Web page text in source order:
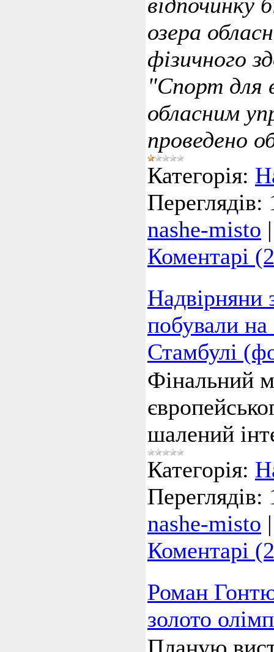
озера
фізичного
"Спорт для
обласним
проведено
Категорія:
Переглядів:
nashe-misto
Коментарі
Надвірняни
побували на
Стамбулі
Фінальний
шалений
Категорія:
Переглядів:
nashe-misto
Коментарі
Роман
золото